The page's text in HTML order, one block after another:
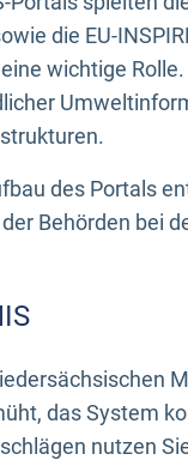
die EU-
wichtige
des Portals
Behörden bei
das System
nutzen